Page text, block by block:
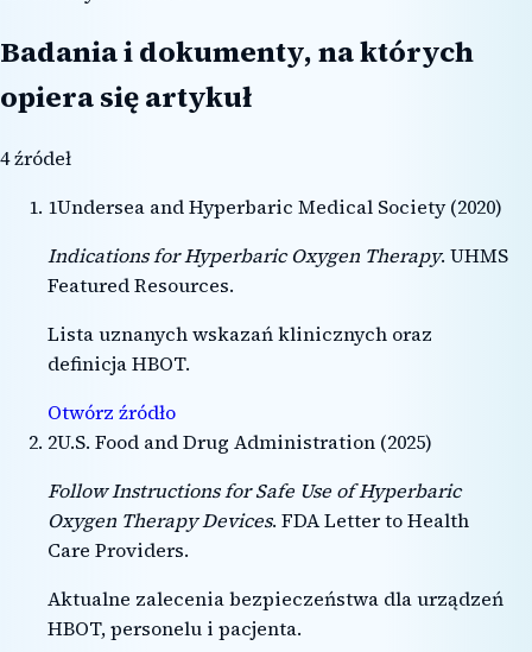
Badania i dokumenty, na których
opiera się artykuł
4źródeł
1Undersea and Hyperbaric Medical Society(2020)
Indications for Hyperbaric Oxygen Therapy. UHMS
Featured Resources.
Lista uznanych wskazań klinicznych oraz
definicja HBOT.
Otwórz źródło
2U.S. Food and Drug Administration (2025)
Follow Instructions for Safe Use of Hyperbaric
Oxygen Therapy Devices. FDA Letter to Health
Care Providers.
Aktualne zalecenia bezpieczeństwa dla urządzeń
HBOT, personelu i pacjenta.